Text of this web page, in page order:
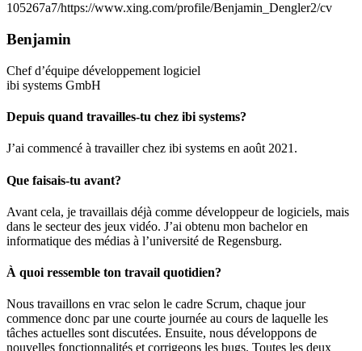
105267a7/https://www.xing.com/profile/Benjamin_Dengler2/cv
Benjamin
Chef d’équipe développement logiciel
ibi systems GmbH
Depuis quand travailles-tu chez ibi systems?
J’ai commencé à travailler chez ibi systems en août 2021.
Que faisais-tu avant?
Avant cela, je travaillais déjà comme développeur de logiciels, mais
dans le secteur des jeux vidéo. J’ai obtenu mon bachelor en
informatique des médias à l’université de Regensburg.
À quoi ressemble ton travail quotidien?
Nous travaillons en vrac selon le cadre Scrum, chaque jour
commence donc par une courte journée au cours de laquelle les
tâches actuelles sont discutées. Ensuite, nous développons de
nouvelles fonctionnalités et corrigeons les bugs. Toutes les deux